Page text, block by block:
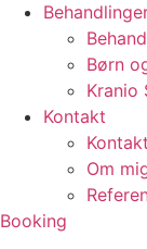
Børn
Kranio
Kontakt
Kontakt
Om
Booking